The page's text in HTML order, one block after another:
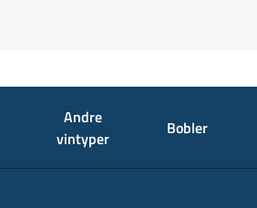
Andre
vintyper
Bobler